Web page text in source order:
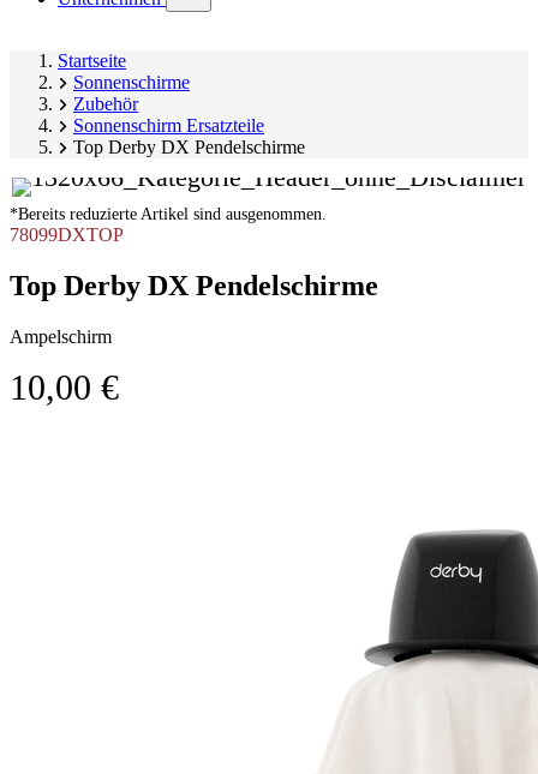
submenu)
Startseite
Sonnenschirme
Zubehör
Sonnenschirm Ersatzteile
Top Derby DX Pendelschirme
*Bereits reduzierte Artikel sind ausgenommen.
78099DXTOP
Top Derby DX Pendelschirme
Ampelschirm
10,00 €